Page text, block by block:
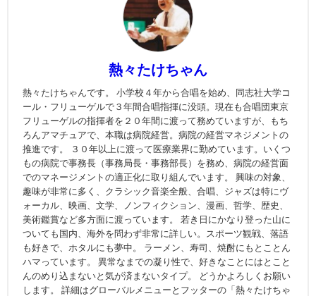
熱々たけちゃん
熱々たけちゃんです。 小学校４年から合唱を始め、同志社大学コ
ール・フリューゲルで３年間合唱指揮に没頭。現在も合唱団東京
フリューゲルの指揮者を２０年間に渡って務めていますが、もち
ろんアマチュアで、本職は病院経営。病院の経営マネジメントの
推進です。 ３０年以上に渡って医療業界に勤めています。いくつ
もの病院で事務長（事務局長・事務部長）を務め、病院の経営面
でのマネージメントの適正化に取り組んでいます。 興味の対象、
趣味が非常に多く、クラシック音楽全般、合唱、ジャズは特にヴ
ォーカル、映画、文学、ノンフィクション、漫画、哲学、歴史、
美術鑑賞など多方面に渡っています。 若き日にかなり登った山に
ついても国内、海外を問わず非常に詳しい。スポーツ観戦、落語
も好きで、ホタルにも夢中。 ラーメン、寿司、焼酎にもとことん
ハマっています。 異常なまでの凝り性で、好きなことにはとこと
んのめり込まないと気が済まないタイプ。 どうかよろしくお願い
します。 詳細はグローバルメニューとフッターの「熱々たけちゃ